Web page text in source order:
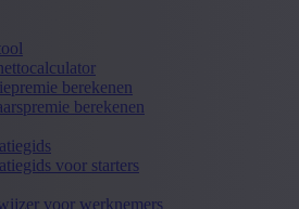
berekenen
berekenen
voor starters
voor werknemers